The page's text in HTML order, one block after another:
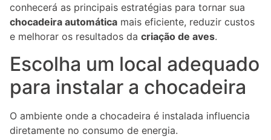
conhecerá as principais estratégias para tornar sua
chocadeira automática mais eficiente, reduzir custos
e melhorar os resultados da criação de aves.
Escolha um local adequado
para instalar a chocadeira
O ambiente onde a chocadeira é instalada influencia
diretamente no consumo de energia.